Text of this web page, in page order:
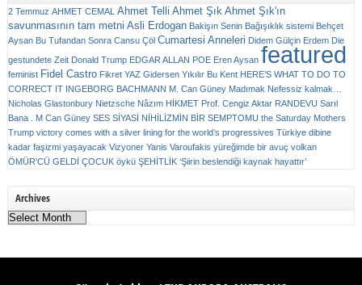
2 Temmuz AHMET CEMAL Ahmet Telli Ahmet Şık Ahmet Şık'ın
savunmasının tam metni Asli Erdogan Bakişın Senin Bağışıklık sistemi Behçet
Aysan Bu Tufandan Sonra Cansu Çöl Cumartesi Anneleri Didem Gülçin Erdem Die
gestundete Zeit Donald Trump EDGAR ALLAN POE Eren Aysan featured
feminist Fidel Castro Fikret YAZ Gidersen Yıkılır Bu Kent HERE’S WHAT TO DO TO
CORRECT IT INGEBORG BACHMANN M. Can Güney Madımak Nefessiz kalmak…
Nicholas Glastonbury Nietzsche Nâzım HİKMET Prof. Cengiz Aktar RANDEVU Sarıl
Bana . M Can Güney SES SİYASİ NİHİLİZMİN BİR SEMPTOMU the Saturday Mothers
Trump victory comes with a silver lining for the world’s progressives Türkiye dibine
kadar faşizmi yaşayacak Vizyoner Yanis Varoufakis yüreğimde bir avuç volkan
ÖMÜR'CÜ GELDİ ÇOCUK öykü ŞEHİTLİK ‘Şiirin beslendiği kaynak hayattır’
Archives
Archives